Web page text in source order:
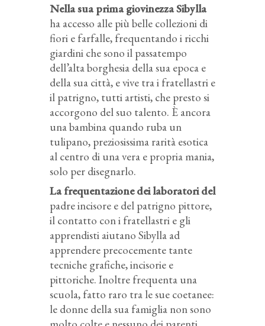
Nella sua prima giovinezza Sibylla
ha accesso alle più belle collezioni di
fiori e farfalle, frequentando i ricchi
giardini che sono il passatempo
dell’alta borghesia della sua epoca e
della sua città, e vive tra i fratellastri e
il patrigno, tutti artisti, che presto si
accorgono del suo talento. È ancora
una bambina quando ruba un
tulipano, preziosissima rarità esotica
al centro di una vera e propria mania,
solo per disegnarlo.
La frequentazione dei laboratori del
padre incisore e del patrigno pittore,
il contatto con i fratellastri e gli
apprendisti aiutano Sibylla ad
apprendere precocemente tante
tecniche grafiche, incisorie e
pittoriche. Inoltre frequenta una
scuola, fatto raro tra le sue coetanee:
le donne della sua famiglia non sono